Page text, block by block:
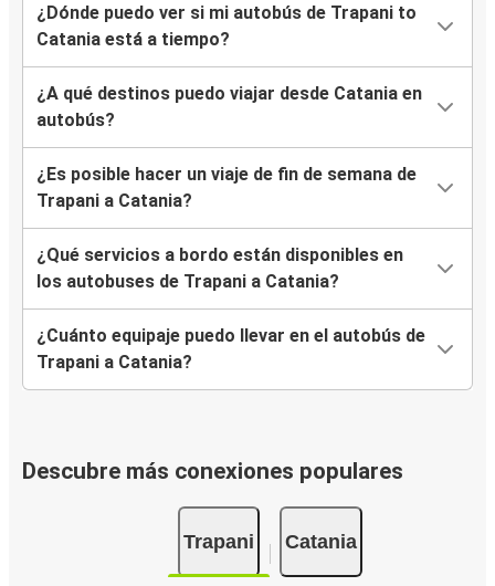
¿Dónde puedo ver si mi autobús de Trapani to
Catania está a tiempo?
¿A qué destinos puedo viajar desde Catania en
autobús?
¿Es posible hacer un viaje de fin de semana de
Trapani a Catania?
¿Qué servicios a bordo están disponibles en
los autobuses de Trapani a Catania?
¿Cuánto equipaje puedo llevar en el autobús de
Trapani a Catania?
Descubre más conexiones populares
Trapani Catania